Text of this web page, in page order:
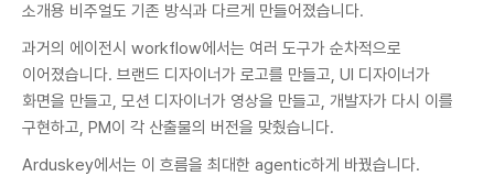
소개용 비주얼도 기존 방식과 다르게 만들어졌습니다.
과거의 에이전시 workflow에서는 여러 도구가 순차적으로
이어졌습니다. 브랜드 디자이너가 로고를 만들고, UI 디자이너가
화면을 만들고, 모션 디자이너가 영상을 만들고, 개발자가 다시 이를
구현하고, PM이 각 산출물의 버전을 맞췄습니다.
Arduskey에서는 이 흐름을 최대한 agentic하게 바꿨습니다.